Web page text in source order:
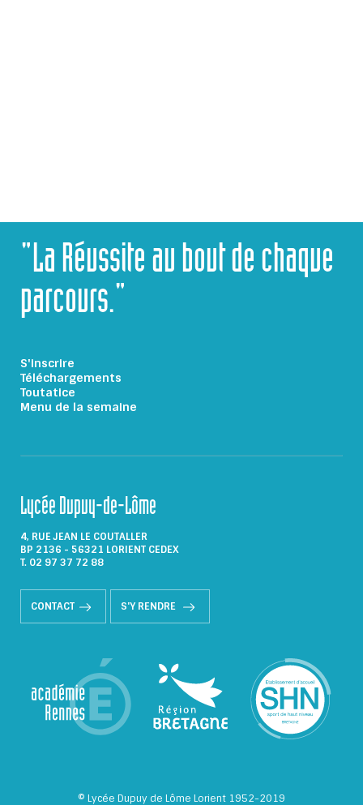
"La Réussite au bout de chaque
parcours."
S'inscrire
Téléchargements
Toutatice
Menu de la semaine
Lycée Dupuy-de-Lôme
4, RUE JEAN LE COUTALLER
BP 2136 - 56321 LORIENT CEDEX
T. 02 97 37 72 88
CONTACT S'Y RENDRE
© Lycée Dupuy de Lôme Lorient 1952-2019